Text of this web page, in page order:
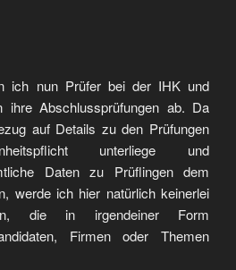
ich nun Prüfer bei der IHK und
ihre Abschlussprüfungen ab. Da
auf Details zu den Prüfungen
unterliege und
Daten zu Prüflingen dem
werde ich hier natürlich keinerlei
die in irgendeiner Form
Firmen oder Themen